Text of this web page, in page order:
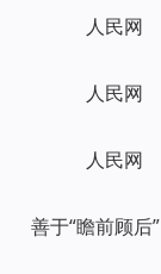
人民网
人民网
人民网